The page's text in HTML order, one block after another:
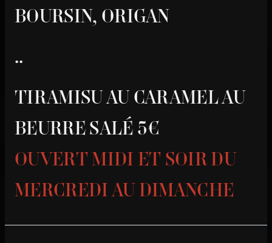
BOURSIN, ORIGAN
..
TIRAMISU AU CARAMEL AU
BEURRE SALÉ 5€
OUVERT MIDI ET SOIR DU
MERCREDI AU DIMANCHE